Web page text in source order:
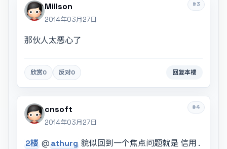
#3
Millson
2014年03月27日
那伙人太恶心了
欣赏0 反对0 回复本楼
#4
cnsoft
2014年03月27日
2楼 @athurg 貌似回到一个焦点问题就是 信用 .